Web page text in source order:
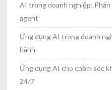
AI trong doanh nghiệp:
agent
Ứng dụng AI trong doanh
hành
Ứng dụng AI cho chăm sóc
24/7